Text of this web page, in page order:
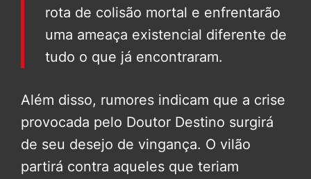
rota de colisão mortal e enfrentarão
uma ameaça existencial diferente de
tudo o que já encontraram.
Além disso, rumores indicam que a crise
provocada pelo Doutor Destino surgirá
de seu desejo de vingança. O vilão
partirá contra aqueles que teriam